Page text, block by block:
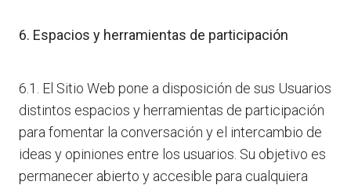
6. Espacios y herramientas de participación
6.1. El Sitio Web pone a disposición de sus Usuarios
distintos espacios y herramientas de participación
para fomentar la conversación y el intercambio de
ideas y opiniones entre los usuarios. Su objetivo es
permanecer abierto y accesible para cualquiera